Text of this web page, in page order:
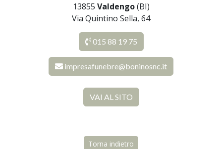
13855 Valdengo(BI)
Via Quintino Sella, 64
015 88 19 75
impresafunebre@boninosnc.it
VAI AL SITO
Torna indietro